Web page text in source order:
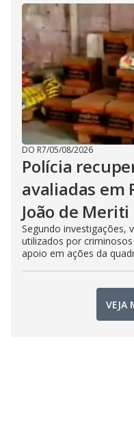
DO R7/05/08/2026
Polícia
avaliadas em
João de Meriti
Segundo investigações,
utilizados por
apoio em ações da
VEJA